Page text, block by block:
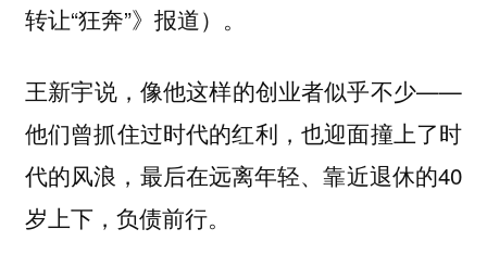
转让“狂奔”》报道）。
王新宇说，像他这样的创业者似乎不少——
他们曾抓住过时代的红利，也迎面撞上了时
代的风浪，最后在远离年轻、靠近退休的40
岁上下，负债前行。